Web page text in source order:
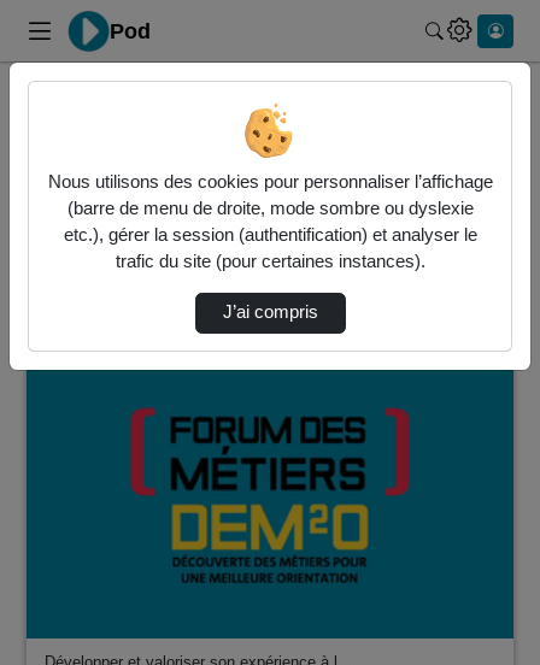
Pod
Mon parcours de formation à l'UPHF
DEM²0 Statistiques de vues Vidéo Audio
Mon parcours de formation à l'UPHF
3 vidéos trouvées dans ce thème
00:11:30
Nous utilisons des cookies pour personnaliser l’affichage
(barre de menu de droite, mode sombre ou dyslexie
etc.), gérer la session (authentification) et analyser le
trafic du site (pour certaines instances).
J’ai compris